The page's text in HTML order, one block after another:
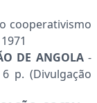
cooperativismo
DE ANGOLA -
p. (Divulgação